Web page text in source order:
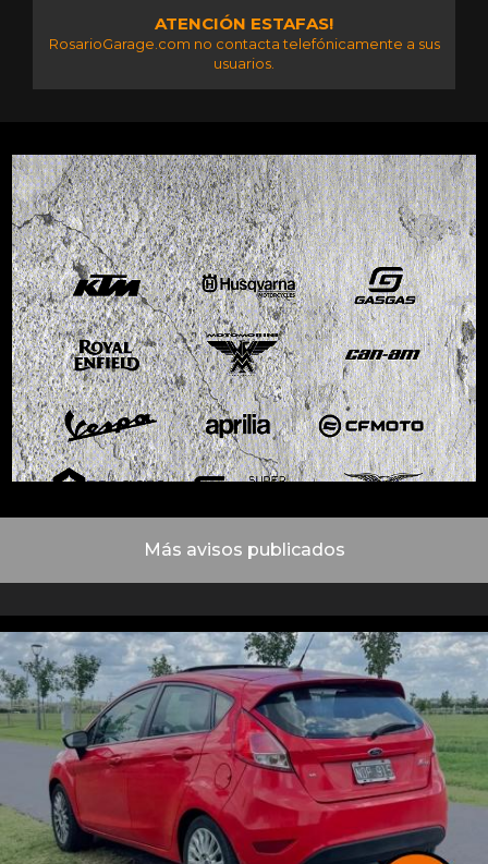
ATENCIÓN ESTAFAS!
RosarioGarage.com no contacta telefónicamente a sus
usuarios.
Más avisos publicados